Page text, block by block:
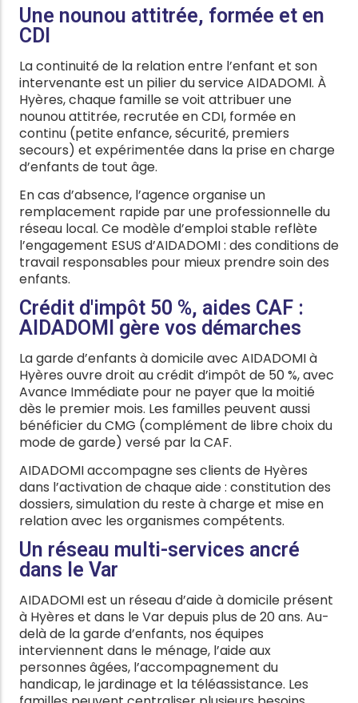
Une nounou attitrée, formée et en
CDI
La continuité de la relation entre l’enfant et son
intervenante est un pilier du service AIDADOMI. À
Hyères, chaque famille se voit attribuer une
nounou attitrée, recrutée en CDI, formée en
continu (petite enfance, sécurité, premiers
secours) et expérimentée dans la prise en charge
d’enfants de tout âge.
En cas d’absence, l’agence organise un
remplacement rapide par une professionnelle du
réseau local. Ce modèle d’emploi stable reflète
l’engagement ESUS d’AIDADOMI : des conditions de
travail responsables pour mieux prendre soin des
enfants.
Crédit d'impôt 50 %, aides CAF :
AIDADOMI gère vos démarches
La garde d’enfants à domicile avec AIDADOMI à
Hyères ouvre droit au crédit d’impôt de 50 %, avec
Avance Immédiate pour ne payer que la moitié
dès le premier mois. Les familles peuvent aussi
bénéficier du CMG (complément de libre choix du
mode de garde) versé par la CAF.
AIDADOMI accompagne ses clients de Hyères
dans l’activation de chaque aide : constitution des
dossiers, simulation du reste à charge et mise en
relation avec les organismes compétents.
Un réseau multi-services ancré
dans le Var
AIDADOMI est un réseau d’aide à domicile présent
à Hyères et dans le Var depuis plus de 20 ans. Au-
delà de la garde d’enfants, nos équipes
interviennent dans le ménage, l’aide aux
personnes âgées, l’accompagnement du
handicap, le jardinage et la téléassistance. Les